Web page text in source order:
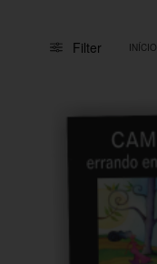
Filter INÍCIO